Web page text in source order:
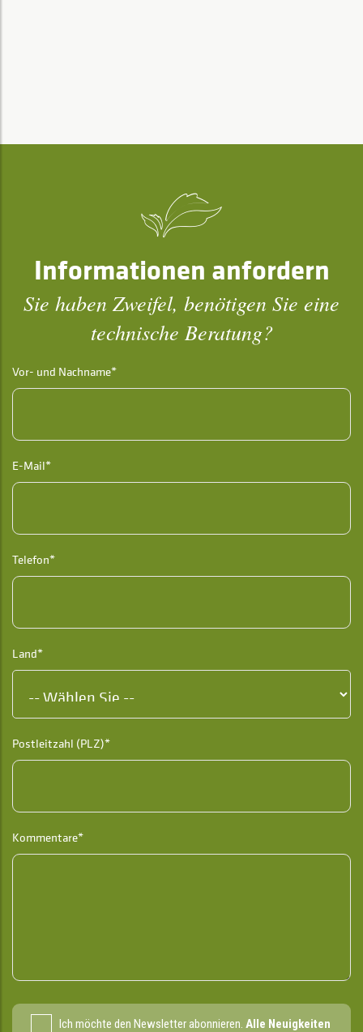
Informationen anfordern
Sie haben Zweifel, benötigen Sie eine
technische Beratung?
Vor- und Nachname*
E-Mail*
Telefon*
Land*
Postleitzahl (PLZ)*
Kommentare*
Ich möchte den Newsletter abonnieren. Alle Neuigkeiten